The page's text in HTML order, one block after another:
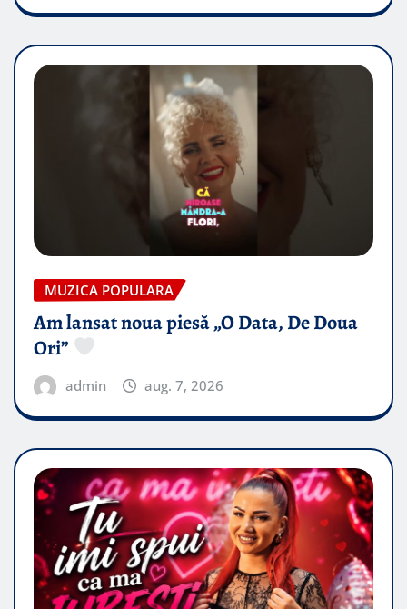
MUZICA POPULARA
Am lansat noua piesă „O Data, De Doua
Ori”
admin aug. 7, 2026